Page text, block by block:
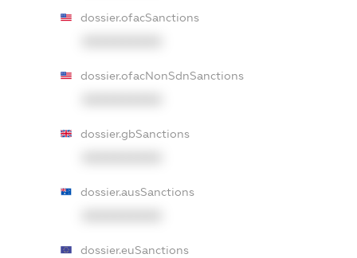
dossier.ofacSanctions
dossier.ofacNonSdnSanctions
dossier.gbSanctions
dossier.ausSanctions
dossier.euSanctions